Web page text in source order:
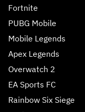
Fortnite
PUBG Mobile
Mobile Legends
Apex Legends
Overwatch 2
EA Sports FC
Rainbow Six Siege